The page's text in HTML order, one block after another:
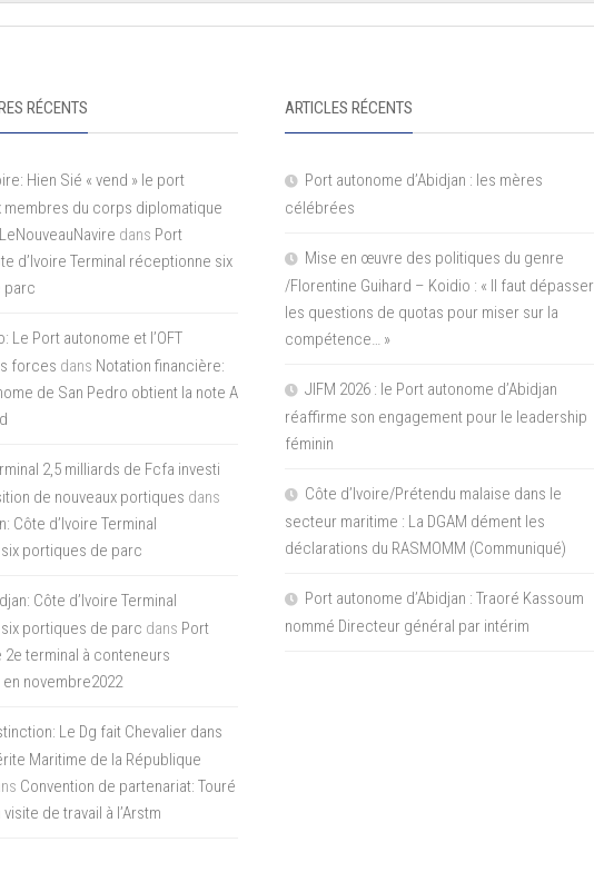
RÉCENTS
Hien Sié « vend » le port
membres du corps diplomatique
dans Port
d’Ivoire Terminal réceptionne six
parc
Le Port autonome et l’OFT
forces dans Notation financière:
de San Pedro obtient la note A
2,5 milliards de Fcfa investi
de nouveaux portiques dans
Côte d’Ivoire Terminal
portiques de parc
Côte d’Ivoire Terminal
portiques de parc dans Port
2e terminal à conteneurs
novembre2022
Le Dg fait Chevalier dans
Maritime de la République
Convention de partenariat: Touré
de travail à l’Arstm
ARTICLES RÉCENTS
Port autonome d’Abidjan : les mères
célébrées
Mise en œuvre des politiques du genre
/Florentine Guihard – Koidio : « Il faut dépasser
les questions de quotas pour miser sur la
compétence… »
JIFM 2026 : le Port autonome d’Abidjan
réaffirme son engagement pour le leadership
féminin
Côte d’Ivoire/Prétendu malaise dans le
secteur maritime : La DGAM dément les
déclarations du RASMOMM (Communiqué)
Port autonome d’Abidjan : Traoré Kassoum
nommé Directeur général par intérim